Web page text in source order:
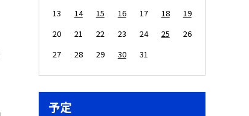
13
14 15 16 17 18
19
20
21 22 23 24 25
26
27
28 29 30 31
予定